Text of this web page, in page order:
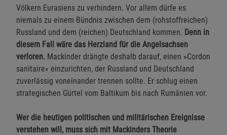
Völkern Eurasiens zu verhindern. Vor allem dürfe es
niemals zu einem Bündnis zwischen dem (rohstoffreichen)
Russland und dem (reichen) Deutschland kommen. Denn in
diesem Fall wäre das Herzland für die Angelsachsen
verloren. Mackinder drängte deshalb darauf, einen »Cordon
sanitaire« einzurichten, der Russland und Deutschland
zuverlässig voneinander trennen sollte. Er schlug einen
strategischen Gürtel vom Baltikum bis nach Rumänien vor.
Wer die heutigen politischen und militärischen Ereignisse
verstehen will, muss sich mit Mackinders Theorie